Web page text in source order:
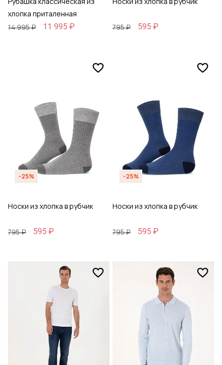
хлопка приталенная
14 995 ₽
11 995 ₽ 795 ₽ 595 ₽
-25%
Носки из хлопка в рубчик
795 ₽ 595 ₽
-25%
Носки из хлопка в рубчик
795 ₽ 595 ₽